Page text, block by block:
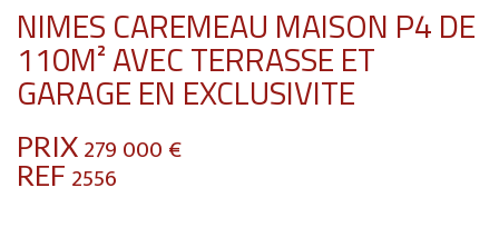
NIMES CAREMEAU MAISON P4 DE
110M² AVEC TERRASSE ET
GARAGE EN EXCLUSIVITE
PRIX 279 000 €
REF 2556